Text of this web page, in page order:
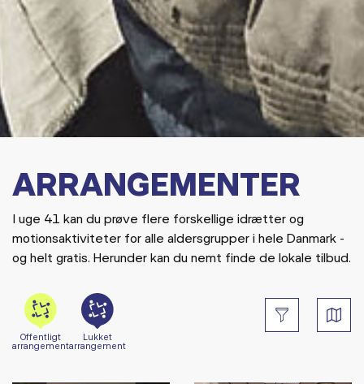
ARRANGEMENTER
I uge 41 kan du prøve flere forskellige idrætter og
motionsaktiviteter for alle aldersgrupper i hele Danmark -
og helt gratis. Herunder kan du nemt finde de lokale tilbud.
Offentligt
arrangement
Lukket
arrangement